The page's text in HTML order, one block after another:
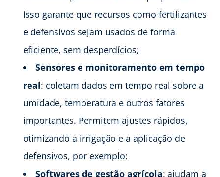
Isso garante que recursos como fertilizantes
e defensivos sejam usados de forma
eficiente, sem desperdícios;
Sensores e monitoramento em tempo
real: coletam dados em tempo real sobre a
umidade, temperatura e outros fatores
importantes. Permitem ajustes rápidos,
otimizando a irrigação e a aplicação de
defensivos, por exemplo;
Softwares de gestão agrícola: ajudam a